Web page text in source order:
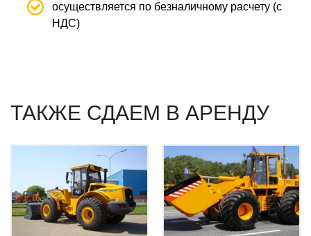
осуществляется по безналичному расчету (с
НДС)
ТАКЖЕ СДАЕМ В АРЕНДУ